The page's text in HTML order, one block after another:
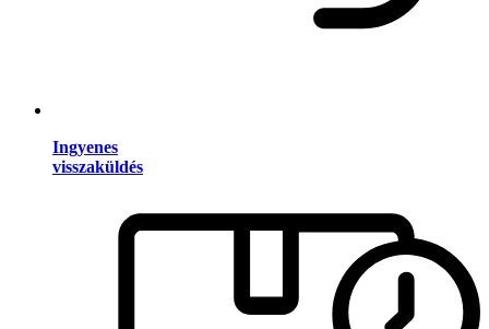
Ingyenes
visszaküldés